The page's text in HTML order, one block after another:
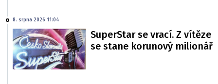
8. srpna 2026 11:04
SuperStar se vrací. Z vítěze
se stane korunový milionář